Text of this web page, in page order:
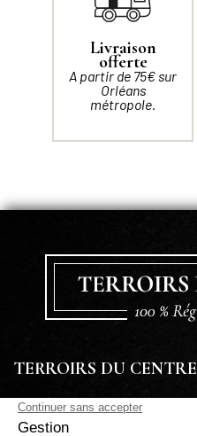
Livraison
offerte
A partir de 75€ sur
Orléans
métropole.
TERROIRS DU CENTRE
EN SAVOIR PLUS